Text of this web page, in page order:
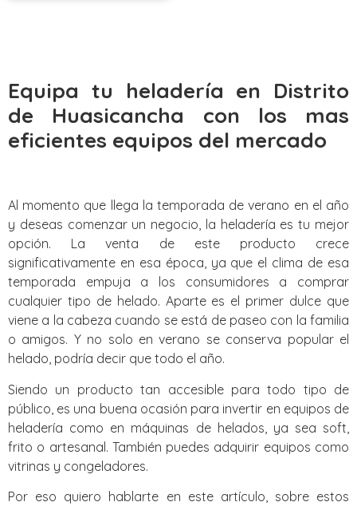
Equipa tu heladería en Distrito
de Huasicancha con los mas
eficientes equipos del mercado
Al momento que llega la temporada de verano en el año
y deseas comenzar un negocio, la heladería es tu mejor
opción. La venta de este producto crece
significativamente en esa época, ya que el clima de esa
temporada empuja a los consumidores a comprar
cualquier tipo de helado. Aparte es el primer dulce que
viene a la cabeza cuando se está de paseo con la familia
o amigos. Y no solo en verano se conserva popular el
helado, podría decir que todo el año.
Siendo un producto tan accesible para todo tipo de
público, es una buena ocasión para invertir en equipos de
heladería como en máquinas de helados, ya sea soft,
frito o artesanal. También puedes adquirir equipos como
vitrinas y congeladores.
Por eso quiero hablarte en este artículo, sobre estos